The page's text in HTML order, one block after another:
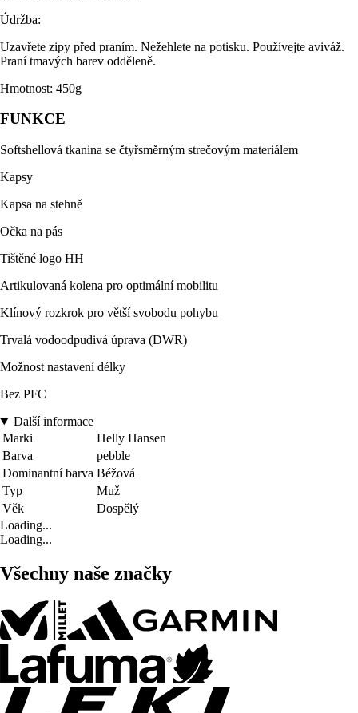
Údržba:
Uzavřete zipy před praním. Nežehlete na potisku. Používejte aviváž.
Praní tmavých barev odděleně.
Hmotnost: 450g
FUNKCE
Softshellová tkanina se čtyřsměrným strečovým materiálem
Kapsy
Kapsa na stehně
Očka na pás
Tištěné logo HH
Artikulovaná kolena pro optimální mobilitu
Klínový rozkrok pro větší svobodu pohybu
Trvalá vodoodpudivá úprava (DWR)
Možnost nastavení délky
Bez PFC
Další informace
Marki
Helly Hansen
Barva
pebble
Dominantní barva Béžová
Typ
Muž
Věk
Dospělý
Loading...
Loading...
Všechny naše značky